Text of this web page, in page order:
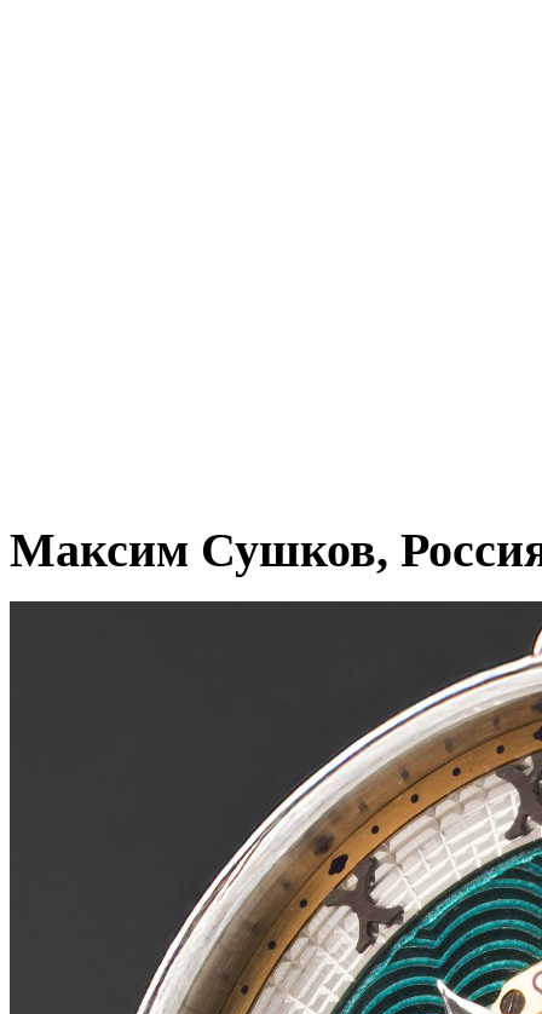
Максим Сушков,